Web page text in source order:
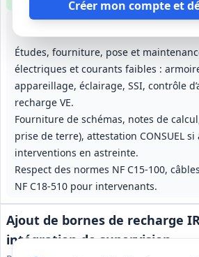
Créer mon compte et
Études, fourniture, pose et
électriques et courants faibles :
appareillage, éclairage, SSI, contrôle
recharge VE.
Fourniture de schémas, notes de
prise de terre), attestation CONSUEL
interventions en astreinte.
Respect des normes NF C15‑100,
NF C18‑510 pour intervenants.
Clause environnementale Échantillons
Ajout de bornes de recharge
intégration de supervision